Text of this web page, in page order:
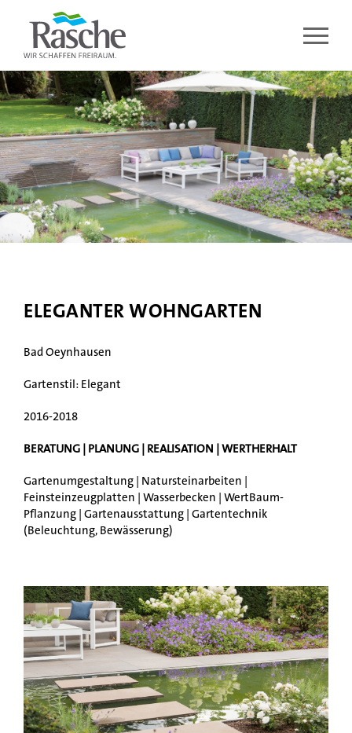
ELEGANTER WOHNGARTEN
Bad Oeynhausen
Gartenstil: Elegant
2016-2018
BERATUNG | PLANUNG | REALISATION | WERTHERHALT
Gartenumgestaltung | Natursteinarbeiten |
Feinsteinzeugplatten | Wasserbecken | WertBaum-
Pflanzung | Gartenausstattung | Gartentechnik
(Beleuchtung, Bewässerung)